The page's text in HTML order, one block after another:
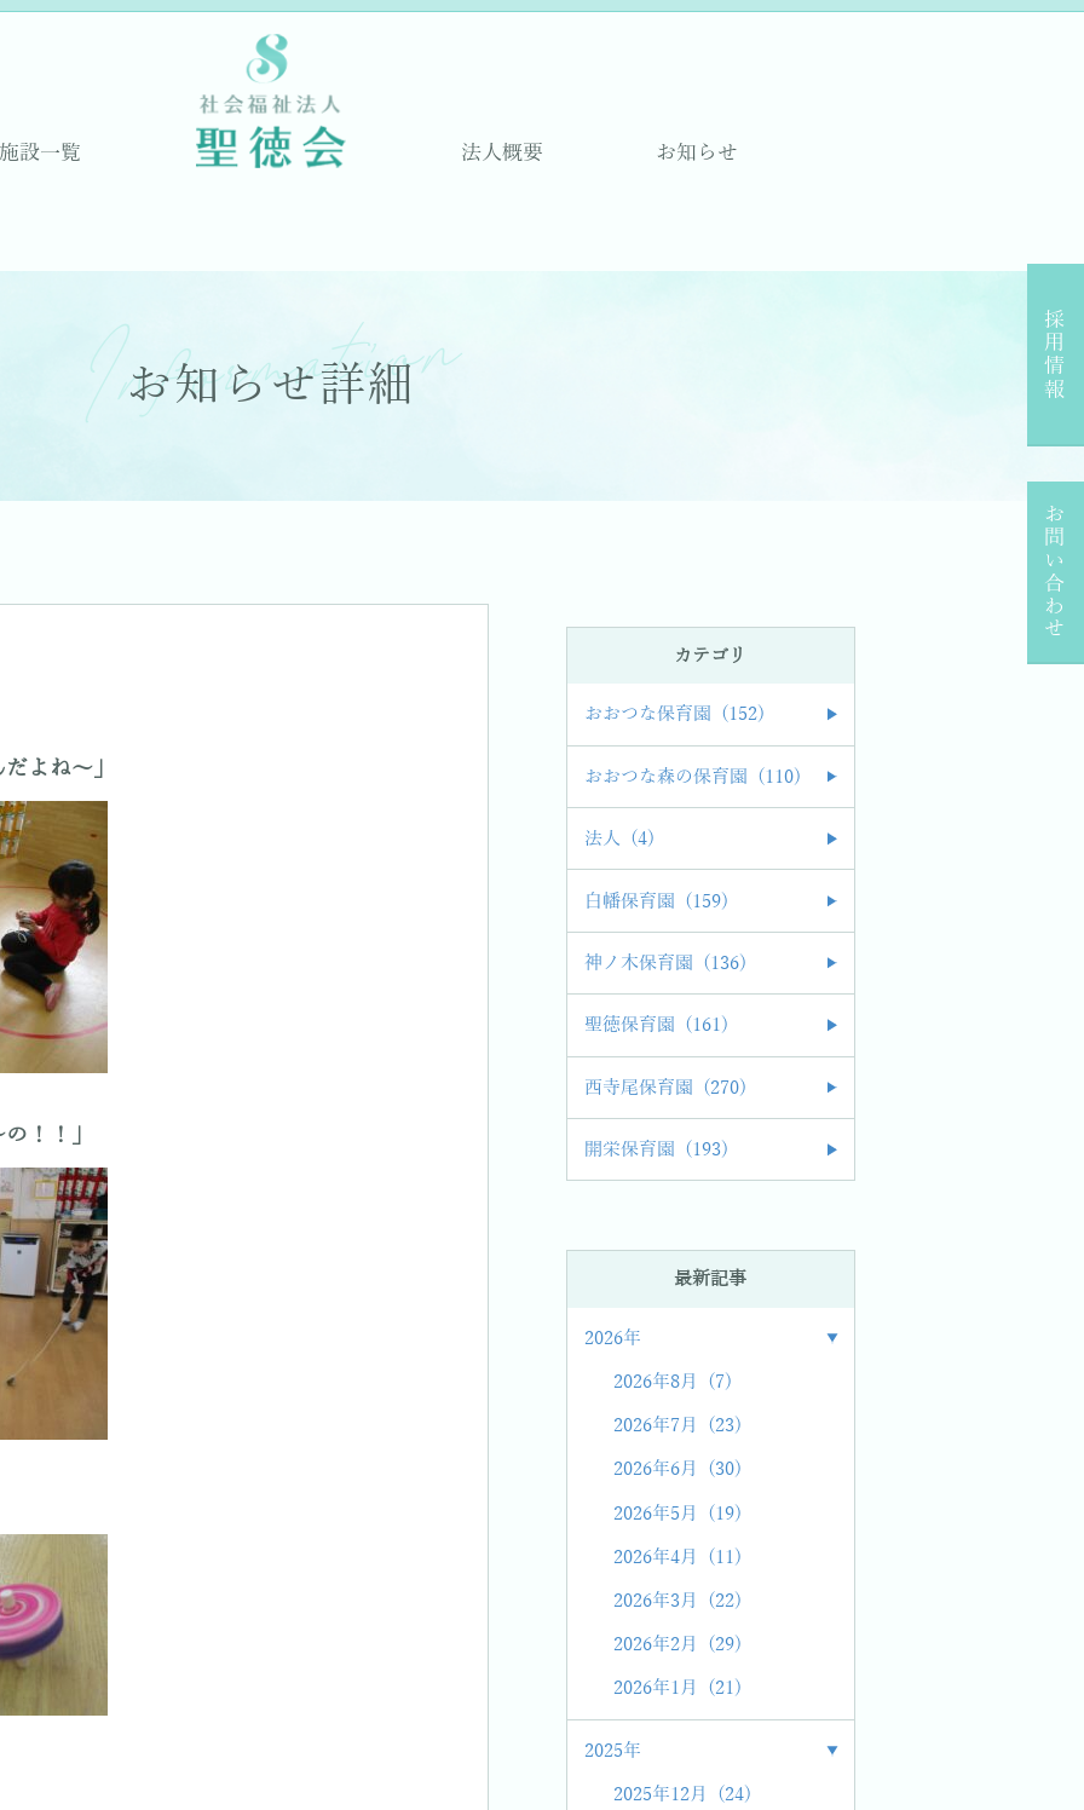
施設一覧 法人概要 お知らせ
採用情報
お問い合わせ
お知らせ詳細
Information
よね～」
！！」
カテゴリ
おおつな保育園 (152)
おおつな森の保育園 (110)
法人 (4)
白幡保育園 (159)
神ノ木保育園 (136)
聖徳保育園 (161)
西寺尾保育園 (270)
開栄保育園 (193)
最新記事
2026年
2026年8月 (7)
2026年7月 (23)
2026年6月 (30)
2026年5月 (19)
2026年4月 (11)
2026年3月 (22)
2026年2月 (29)
2026年1月 (21)
2025年
2025年12月 (24)